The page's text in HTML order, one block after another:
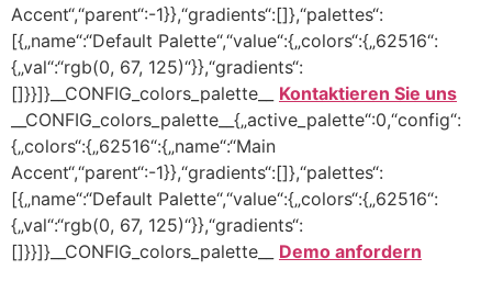
Accent“,“parent“:-1}},“gradients“:[]},“palettes“:
[{„name“:“Default Palette“,“value“:{„colors“:{„62516“:
{„val“:“rgb(0, 67, 125)“}},“gradients“:
[]}}]}__CONFIG_colors_palette__ Kontaktieren Sie uns
__CONFIG_colors_palette__{„active_palette“:0,“config“:
{„colors“:{„62516“:{„name“:“Main
Accent“,“parent“:-1}},“gradients“:[]},“palettes“:
[{„name“:“Default Palette“,“value“:{„colors“:{„62516“:
{„val“:“rgb(0, 67, 125)“}},“gradients“:
[]}}]}__CONFIG_colors_palette__ Demo anfordern